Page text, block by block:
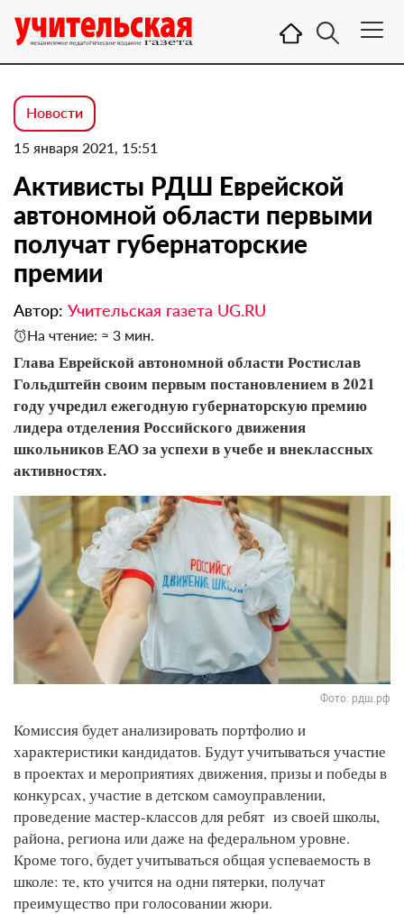
Новости
15 января 2021, 15:51
Активисты РДШ Еврейской
автономной области первыми
получат губернаторские
премии
Автор: Учительская газета UG.RU
На чтение: ≈ 3 мин.
Глава Еврейской автономной области Ростислав
Гольдштейн своим первым постановлением в 2021
году учредил ежегодную губернаторскую премию
лидера отделения Российского движения
школьников ЕАО за успехи в учебе и внеклассных
активностях.
Фото: рдш.рф
Комиссия будет анализировать портфолио и
характеристики кандидатов. Будут учитываться участие
в проектах и мероприятиях движения, призы и победы в
конкурсах, участие в детском самоуправлении,
проведение мастер-классов для ребят из своей школы,
района, региона или даже на федеральном уровне.
Кроме того, будет учитываться общая успеваемость в
школе: те, кто учится на одни пятерки, получат
преимущество при голосовании жюри.